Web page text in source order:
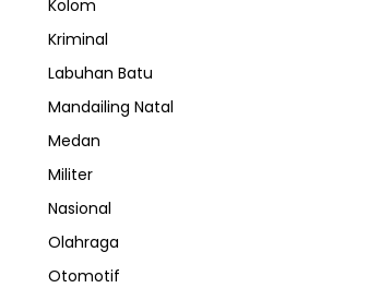
Kolom
Kriminal
Labuhan Batu
Mandailing Natal
Medan
Militer
Nasional
Olahraga
Otomotif